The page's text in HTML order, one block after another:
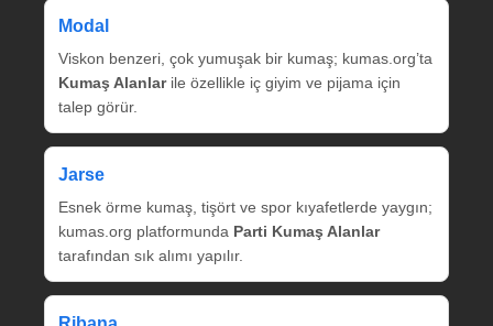
Modal
Viskon benzeri, çok yumuşak bir kumaş; kumas.org’ta
Kumaş Alanlarile özellikle iç giyim ve pijama için
talep görür.
Jarse
Esnek örme kumaş, tişört ve spor kıyafetlerde yaygın;
kumas.org platformunda Parti Kumaş Alanlar
tarafından sık alımı yapılır.